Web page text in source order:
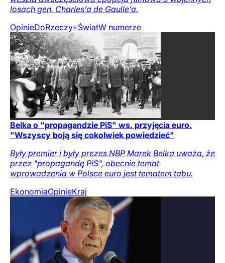
losach gen. Charles’a de Gaulle’a.
OpinieDoRzeczy+ŚwiatW numerze
Belka o "propagandzie PiS" ws. przyjęcia euro.
"Wszyscy boją się cokolwiek powiedzieć"
Były premier i były prezes NBP Marek Belka uważa, że
przez "propagandę PiS", obecnie temat
wprowadzenia w Polsce euro jest tematem tabu.
EkonomiaOpinieKraj